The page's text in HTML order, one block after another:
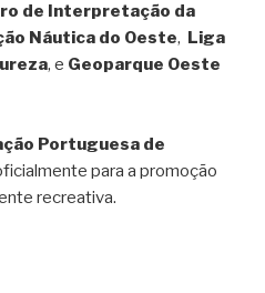
de Interpretação da
Náutica do Oeste, Liga
, e Geoparque Oeste
Portuguesa de
para a promoção
recreativa.